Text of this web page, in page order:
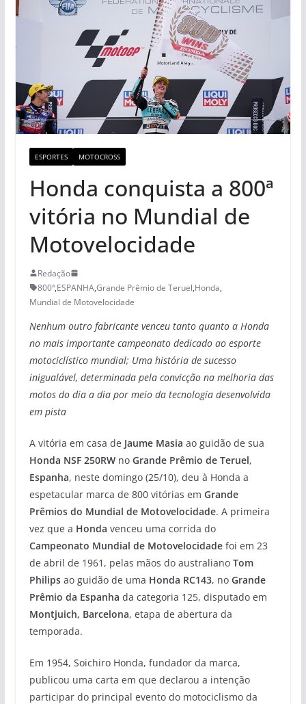
ESPORTES MOTOCROSS
Honda conquista a 800ª
vitória no Mundial de
Motovelocidade
Redação
800ª,ESPANHA,Grande Prêmio de Teruel,Honda,
Mundial de Motovelocidade
Nenhum outro fabricante venceu tanto quanto a Honda
no mais importante campeonato dedicado ao esporte
motociclístico mundial; Uma história de sucesso
inigualável, determinada pela convicção na melhoria das
motos do dia a dia por meio da tecnologia desenvolvida
em pista
A vitória em casa de Jaume Masia ao guidão de sua
Honda NSF 250RW no Grande Prêmio de Teruel,
Espanha, neste domingo (25/10), deu à Honda a
espetacular marca de 800 vitórias em Grande
Prêmios do Mundial de Motovelocidade. A primeira
vez que a Honda venceu uma corrida do
Campeonato Mundial de Motovelocidadefoi em 23
de abril de 1961, pelas mãos do australiano Tom
Philips ao guidão de uma Honda RC143, no Grande
Prêmio da Espanha da categoria 125, disputado em
Montjuich, Barcelona, etapa de abertura da
temporada.
Em 1954, Soichiro Honda, fundador da marca,
publicou uma carta em que declarou a intenção
participar do principal evento do motociclismo da